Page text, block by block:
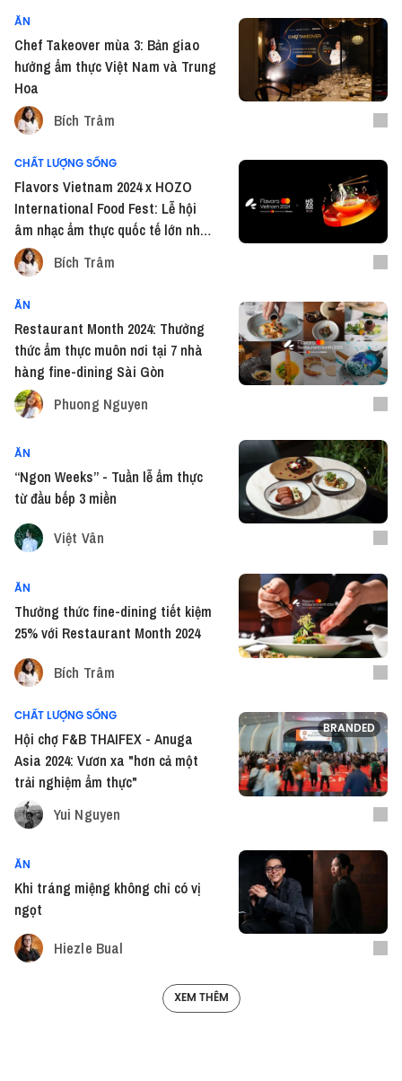
ĂN
Chef Takeover mùa 3: Bản giao
hưởng ẩm thực Việt Nam và Trung
Hoa
Bích Trâm
CHẤT LƯỢNG SỐNG
Flavors Vietnam 2024 x HOZO
International Food Fest: Lễ hội
âm nhạc ẩm thực quốc tế lớn nhất
mùa cuối năm
Bích Trâm
ĂN
Restaurant Month 2024: Thưởng
thức ẩm thực muôn nơi tại 7 nhà
hàng fine-dining Sài Gòn
Phuong Nguyen
ĂN
“Ngon Weeks” - Tuần lễ ẩm thực
từ đầu bếp 3 miền
Việt Vân
ĂN
Thưởng thức fine-dining tiết kiệm
25% với Restaurant Month 2024
Bích Trâm
BRANDED
CHẤT LƯỢNG SỐNG
Hội chợ F&B THAIFEX - Anuga
Asia 2024: Vươn xa "hơn cả một
trải nghiệm ẩm thực"
Yui Nguyen
ĂN
Khi tráng miệng không chỉ có vị
ngọt
Hiezle Bual
XEM THÊM